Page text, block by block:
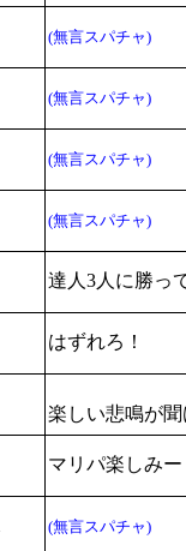
(無言スパチャ)
(無言スパチャ)
(無言スパチャ)
(無言スパチャ)
達人3人に勝っ
はずれろ！
楽しい悲鳴が聞
マリパ楽しみ
(無言スパチャ)